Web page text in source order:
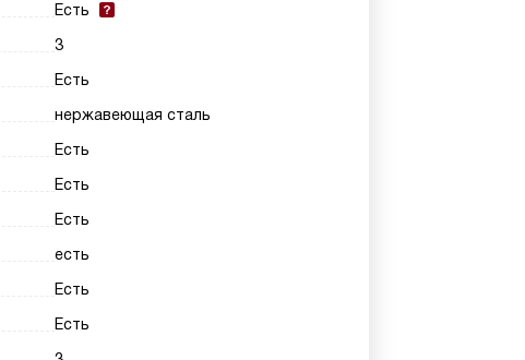
Есть
3
Есть
нержавеющая сталь
Есть
Есть
Есть
есть
Есть
Есть